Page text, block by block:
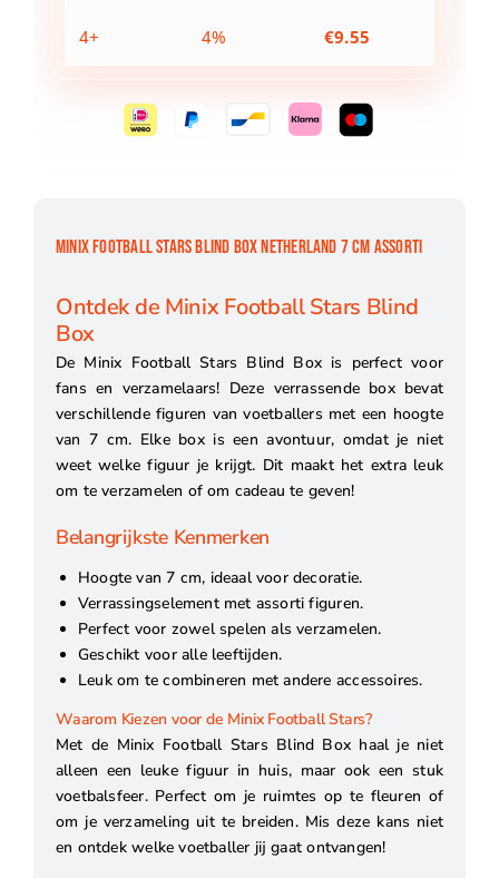
4+ 4% €9.55
MINIX FOOTBALL STARS BLIND BOX NETHERLAND 7 CM ASSORTI
Ontdek de Minix Football Stars Blind
Box
De Minix Football Stars Blind Box is perfect voor
fans en verzamelaars! Deze verrassende box bevat
verschillende figuren van voetballers met een hoogte
van 7 cm. Elke box is een avontuur, omdat je niet
weet welke figuur je krijgt. Dit maakt het extra leuk
om te verzamelen of om cadeau te geven!
Belangrijkste Kenmerken
Hoogte van 7 cm, ideaal voor decoratie.
Verrassingselement met assorti figuren.
Perfect voor zowel spelen als verzamelen.
Geschikt voor alle leeftijden.
Leuk om te combineren met andere accessoires.
Waarom Kiezen voor de Minix Football Stars?
Met de Minix Football Stars Blind Box haal je niet
alleen een leuke figuur in huis, maar ook een stuk
voetbalsfeer. Perfect om je ruimtes op te fleuren of
om je verzameling uit te breiden. Mis deze kans niet
en ontdek welke voetballer jij gaat ontvangen!